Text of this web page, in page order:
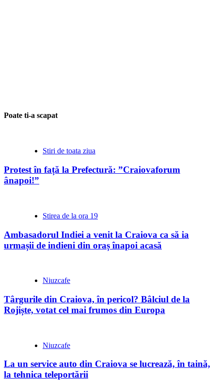
Poate ti-a scapat
Stiri de toata ziua
Protest în față la Prefectură: ”Craiovaforum
ânapoi!”
Stirea de la ora 19
Ambasadorul Indiei a venit la Craiova ca să ia
urmașii de indieni din oraș înapoi acasă
Niuzcafe
Târgurile din Craiova, în pericol? Bâlciul de la
Rojiște, votat cel mai frumos din Europa
Niuzcafe
La un service auto din Craiova se lucrează, în taină,
la tehnica teleportării